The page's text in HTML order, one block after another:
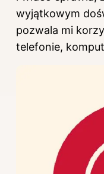
wyjątkowym
pozwala mi
telefonie,